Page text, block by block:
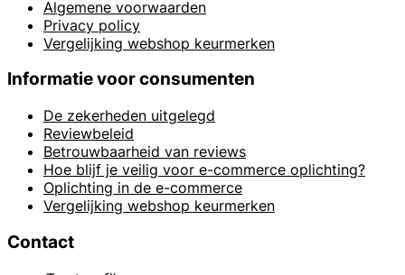
Algemene voorwaarden
Privacy policy
Vergelijking webshop keurmerken
Informatie voor consumenten
De zekerheden uitgelegd
Reviewbeleid
Betrouwbaarheid van reviews
Hoe blijf je veilig voor e-commerce oplichting?
Oplichting in de e-commerce
Vergelijking webshop keurmerken
Contact